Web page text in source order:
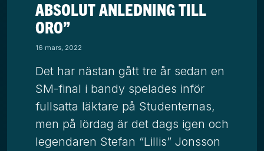
ABSOLUT ANLEDNING TILL
ORO”
16 mars, 2022
Det har nästan gått tre år sedan en
SM-final i bandy spelades inför
fullsatta läktare på Studenternas,
men på lördag är det dags igen och
legendaren Stefan “Lillis” Jonsson